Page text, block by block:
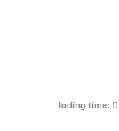
loding time: